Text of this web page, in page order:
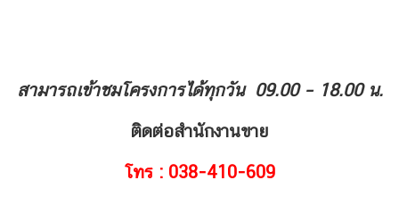
สามารถเข้าชมโครงการได้ทุกวัน 09.00 – 18.00 น.
ติดต่อสำนักงานขาย
โทร : 038-410-609